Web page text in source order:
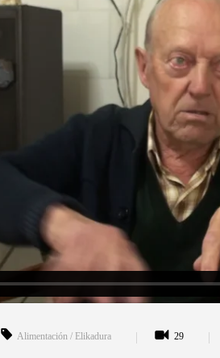
Alimentación / Elikadura 29